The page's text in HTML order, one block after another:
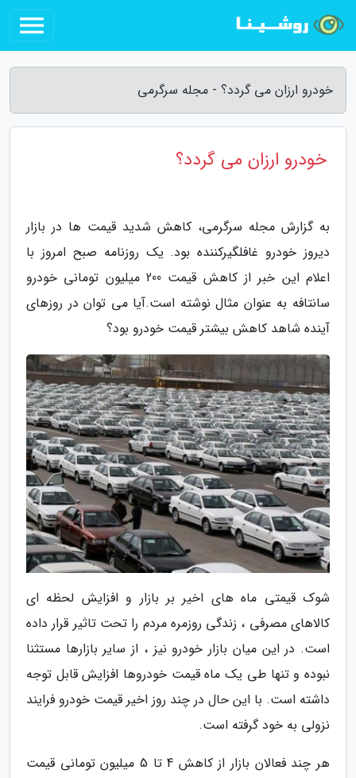
خودرو ارزان می گردد؟ - مجله سرگرمی
خودرو ارزان می گردد؟
به گزارش مجله سرگرمی، کاهش شدید قیمت ها در بازار
دیروز خودرو غافلگیرکننده بود. یک روزنامه صبح امروز با
اعلام این خبر از کاهش قیمت 200 میلیون تومانی خودرو
سانتافه به عنوان مثال نوشته است.آیا می توان در روزهای
آینده شاهد کاهش بیشتر قیمت خودرو بود؟
شوک قیمتی ماه های اخیر بر بازار و افزایش لحظه ای
کالاهای مصرفی ، زندگی روزمره مردم را تحت تاثیر قرار داده
است. در این میان بازار خودرو نیز ، از سایر بازارها مستثنا
نبوده و تنها طی یک ماه قیمت خودروها افزایش قابل توجه
داشته است. با این حال در چند روز اخیر قیمت خودرو فرایند
نزولی به خود گرفته است.
هر چند فعالان بازار از کاهش 4 تا 5 میلیون تومانی قیمت